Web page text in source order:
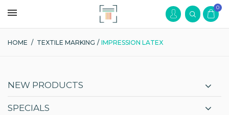
0
HOME / TEXTILE MARKING / IMPRESSION LATEX
NEW PRODUCTS
SPECIALS